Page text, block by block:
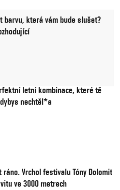
barvu, která vám bude slušet?
letní kombinace, které tě
nechtěl*a
ráno. Vrchol festivalu Tóny Dolomit
ve 3000 metrech